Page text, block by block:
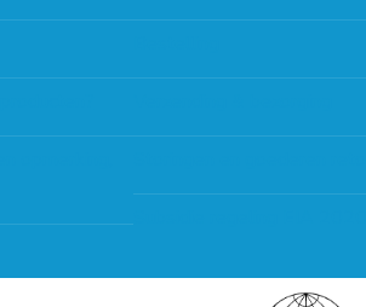
Subsidie regeling EIA 2020